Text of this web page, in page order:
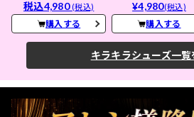
税込4,980 (税込)
購入する
¥4,980(税込)
購入する
キラキラシューズ一覧